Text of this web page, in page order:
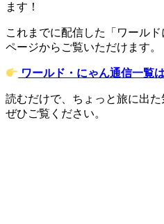
ます！
これまでに配信した「ワール
ページからご覧いただけます。
ワールド・にゃん通信一覧
読むだけで、ちょっと旅に出た
ぜひご覧ください。